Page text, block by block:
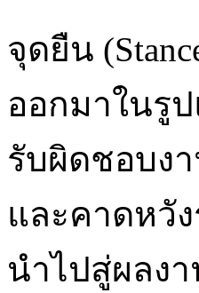
จุดยืน
ออกมาในรู
รับผิดชอบง
และคาดหวั
นำไปสู่ผลง